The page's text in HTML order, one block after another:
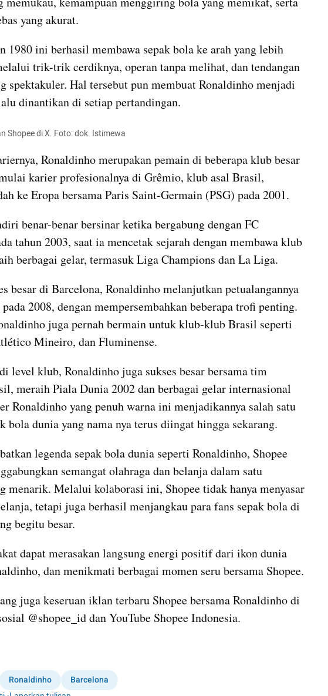
yang akurat.
1980 ini berhasil membawa sepak bola ke arah yang lebih
trik-trik cerdiknya, operan tanpa melihat, dan tendangan
spektakuler. Hal tersebut pun membuat Ronaldinho menjadi
dinantikan di setiap pertandingan.
Shopee di X. Foto: dok. Istimewa
Ronaldinho merupakan pemain di beberapa klub besar
karier profesionalnya di Grêmio, klub asal Brasil,
ke Eropa bersama Paris Saint-Germain (PSG) pada 2001.
tahun 2003, saat ia mencetak sejarah dengan membawa klub
berbagai gelar, termasuk Liga Champions dan La Liga.
besar di Barcelona, Ronaldinho melanjutkan petualangannya
2008, dengan mempersembahkan beberapa trofi penting.
juga pernah bermain untuk klub-klub Brasil seperti
Mineiro, dan Fluminense.
level klub, Ronaldinho juga sukses besar bersama tim
meraih Piala Dunia 2002 dan berbagai gelar internasional
Ronaldinho yang penuh warna ini menjadikannya salah satu
bola dunia yang nama nya terus diingat hingga sekarang.
legenda sepak bola dunia seperti Ronaldinho, Shopee
semangat olahraga dan belanja dalam satu
menarik. Melalui kolaborasi ini, Shopee tidak hanya menyasar
tetapi juga berhasil menjangkau para fans sepak bola di
begitu besar.
dapat merasakan langsung energi positif dari ikon dunia
dan menikmati berbagai momen seru bersama Shopee.
juga keseruan iklan terbaru Shopee bersama Ronaldinho di
@shopee_id dan YouTube Shopee Indonesia.
Ronaldinho
Barcelona